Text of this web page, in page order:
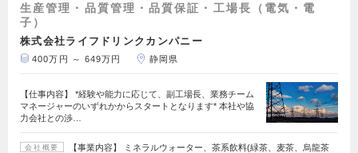
生産管理・品質管理・品質保証・工場長（電気・電
子）
株式会社ライフドリンクカンパニー
400万円 ～ 649万円 静岡県
【仕事内容】 *経験や能力に応じて、副工場長、業務チーム
マネージャーのいずれかからスタートとなります* 本社や協
力会社との渉…
会社概要
【事業内容】 ミネラルウォーター、茶系飲料(緑茶、麦茶、烏龍茶